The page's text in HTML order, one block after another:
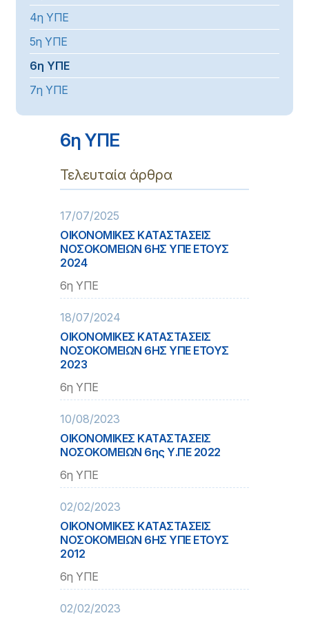
4η ΥΠΕ
5η ΥΠΕ
6η ΥΠΕ
7η ΥΠΕ
6η ΥΠΕ
Τελευταία άρθρα
17/07/2025
ΟΙΚΟΝΟΜΙΚΕΣ ΚΑΤΑΣΤΑΣΕΙΣ
ΝΟΣΟΚΟΜΕΙΩΝ 6ΗΣ ΥΠΕ ΕΤΟΥΣ
2024
6η ΥΠΕ
18/07/2024
ΟΙΚΟΝΟΜΙΚΕΣ ΚΑΤΑΣΤΑΣΕΙΣ
ΝΟΣΟΚΟΜΕΙΩΝ 6ΗΣ ΥΠΕ ΕΤΟΥΣ
2023
6η ΥΠΕ
10/08/2023
ΟΙΚΟΝΟΜΙΚΕΣ ΚΑΤΑΣΤΑΣΕΙΣ
ΝΟΣΟΚΟΜΕΙΩΝ 6ης Υ.ΠΕ 2022
6η ΥΠΕ
02/02/2023
ΟΙΚΟΝΟΜΙΚΕΣ ΚΑΤΑΣΤΑΣΕΙΣ
ΝΟΣΟΚΟΜΕΙΩΝ 6ΗΣ ΥΠΕ ΕΤΟΥΣ
2012
6η ΥΠΕ
02/02/2023